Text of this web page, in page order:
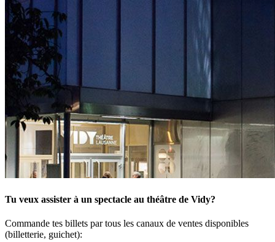
Tu veux assister à un spectacle au théâtre de Vidy?
Commande tes billets par tous les canaux de ventes disponibles
(billetterie, guichet):